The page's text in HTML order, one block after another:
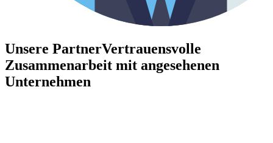
Unsere PartnerVertrauensvolle
Zusammenarbeit mit angesehenen
Unternehmen